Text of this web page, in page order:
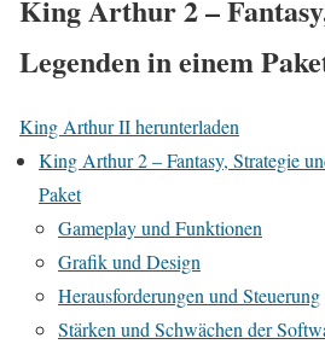
King Arthur 2 –
Legenden in einem
King Arthur II herunterladen
King Arthur 2 – Fantasy, Strategie
Paket
Gameplay und Funktionen
Grafik und Design
Herausforderungen und Steuerung
Stärken und Schwächen der